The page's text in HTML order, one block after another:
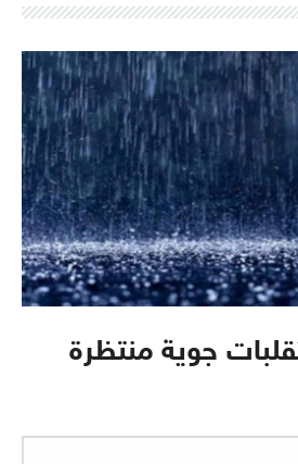
جوية منتظرة